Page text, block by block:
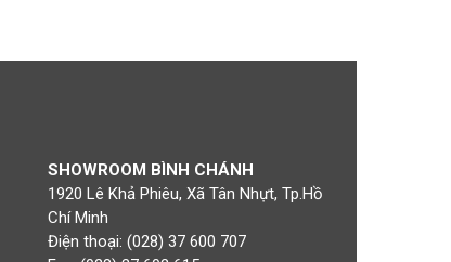
SHOWROOM BÌNH CHÁNH
1920 Lê Khả Phiêu, Xã Tân Nhựt, Tp.Hồ
Chí Minh
Điện thoại: (028) 37 600 707